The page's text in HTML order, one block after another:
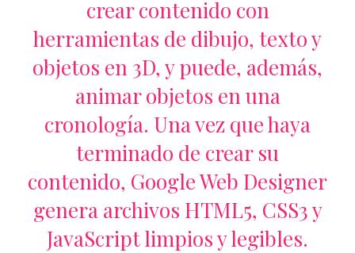
crear contenido con
herramientas de dibujo, texto y
objetos en 3D, y puede, además,
animar objetos en una
cronología. Una vez que haya
terminado de crear su
contenido, Google Web Designer
genera archivos HTML5, CSS3 y
JavaScript limpios y legibles.